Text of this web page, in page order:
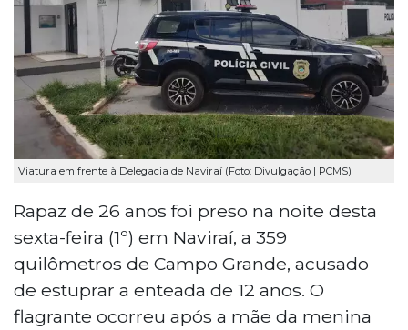
Viatura em frente à Delegacia de Naviraí (Foto: Divulgação | PCMS)
Rapaz de 26 anos foi preso na noite desta
sexta-feira (1º) em Naviraí, a 359
quilômetros de Campo Grande, acusado
de estuprar a enteada de 12 anos. O
flagrante ocorreu após a mãe da menina